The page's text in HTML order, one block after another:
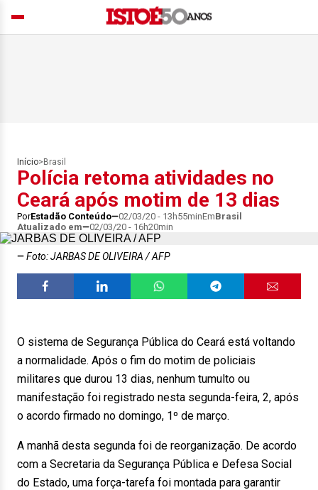
Início> Brasil
Polícia retoma atividades no
Ceará após motim de 13 dias
PorEstadão Conteúdo 02/03/20 - 13h55minEmBrasil
Atualizado em
02/03/20 - 16h20min
Foto: JARBAS DE OLIVEIRA / AFP
O sistema de Segurança Pública do Ceará está voltando
a normalidade. Após o fim do motim de policiais
militares que durou 13 dias, nenhum tumulto ou
manifestação foi registrado nesta segunda-feira, 2, após
o acordo firmado no domingo, 1º de março.
A manhã desta segunda foi de reorganização. De acordo
com a Secretaria da Segurança Pública e Defesa Social
do Estado, uma força-tarefa foi montada para garantir